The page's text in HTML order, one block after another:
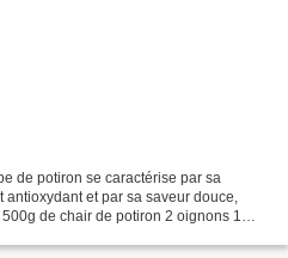
de potiron se caractérise par sa
et par sa saveur douce,
de chair de potiron 2 oignons 1